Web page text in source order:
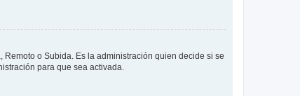
o Subida. Es la administración quien decide si se
para que sea activada.